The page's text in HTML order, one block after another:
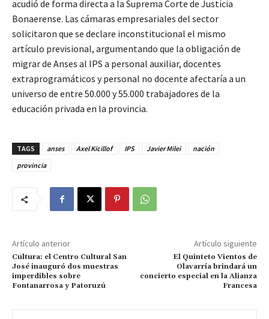
acudió de forma directa a la Suprema Corte de Justicia
Bonaerense. Las cámaras empresariales del sector
solicitaron que se declare inconstitucional el mismo
artículo previsional, argumentando que la obligación de
migrar de Anses al IPS a personal auxiliar, docentes
extraprogramáticos y personal no docente afectaría a un
universo de entre 50.000 y 55.000 trabajadores de la
educación privada en la provincia.
TAGS anses Axel Kicillof IPS Javier Milei
nación
provincia
Artículo anterior
Cultura: el Centro Cultural San
José inauguró dos muestras
imperdibles sobre
Fontanarrosa y Patoruzú
Artículo siguiente
El Quinteto Vientos de
Olavarría brindará un
concierto especial en la Alianza
Francesa